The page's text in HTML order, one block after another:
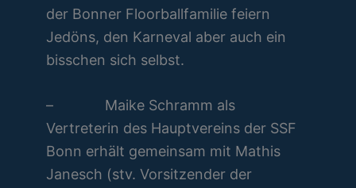
der Bonner Floorballfamilie feiern
Jedöns, den Karneval aber auch ein
bisschen sich selbst.
– Maike Schramm als
Vertreterin des Hauptvereins der SSF
Bonn erhält gemeinsam mit Mathis
Janesch (stv. Vorsitzender der